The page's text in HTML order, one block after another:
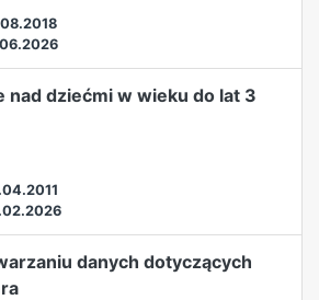
nad dziećmi w wieku do lat 3
danych dotyczących